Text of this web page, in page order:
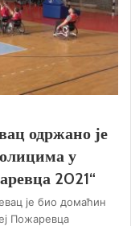
одржано је
у
2021“
је био домаћин
Пожаревца